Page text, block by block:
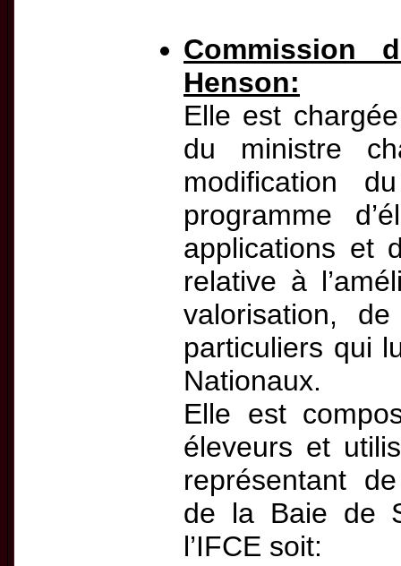
Commission
Henson:
Elle est
du ministre
modification
programme
applications et
relative à
valorisation,
particuliers qui
Nationaux.
Elle est
éleveurs et
représentant
de la Baie de
l’IFCE soit: